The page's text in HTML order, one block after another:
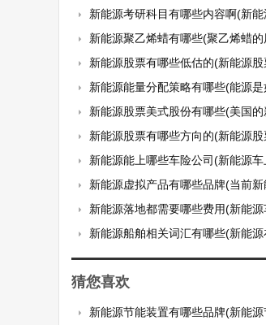
新能源考研科目有哪些内容啊(新
新能源聚乙烯蜡有哪些(聚乙烯蜡
新能源股票有哪些低估的(新能源
新能源能量分配策略有哪些(能源是如
新能源股票美式股份有哪些(美国
新能源股票有哪些方向的(新能源
新能源能上哪些车险公司(新能源
新能源虚拟产品有哪些品牌(当前新能源汽
新能源落地都需要哪些费用(新能
新能源船舶相关词汇有哪些(新能
猜您喜欢
新能源节能装置有哪些品牌(新能